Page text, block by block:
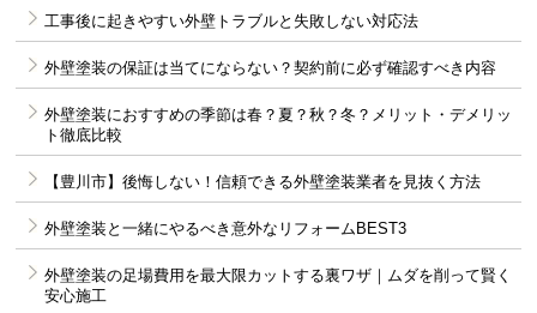
工事後に起きやすい外壁トラブルと失敗しない対応法
外壁塗装の保証は当てにならない？契約前に必ず確認すべき内容
外壁塗装におすすめの季節は春？夏？秋？冬？メリット・デメリッ
ト徹底比較
【豊川市】後悔しない！信頼できる外壁塗装業者を見抜く方法
外壁塗装と一緒にやるべき意外なリフォームBEST3
外壁塗装の足場費用を最大限カットする裏ワザ｜ムダを削って賢く
安心施工